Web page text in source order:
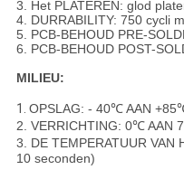
3. Het PLATEREN: glod
4. DURRABILITY: 750 cycli
5. PCB-BEHOUD PRE-
6. PCB-BEHOUD POST-
MILIEU:
1. OPSLAG: - 40℃ AAN
2. VERRICHTING: 0℃ AAN
3. DE TEMPERATUUR
10 seconden)